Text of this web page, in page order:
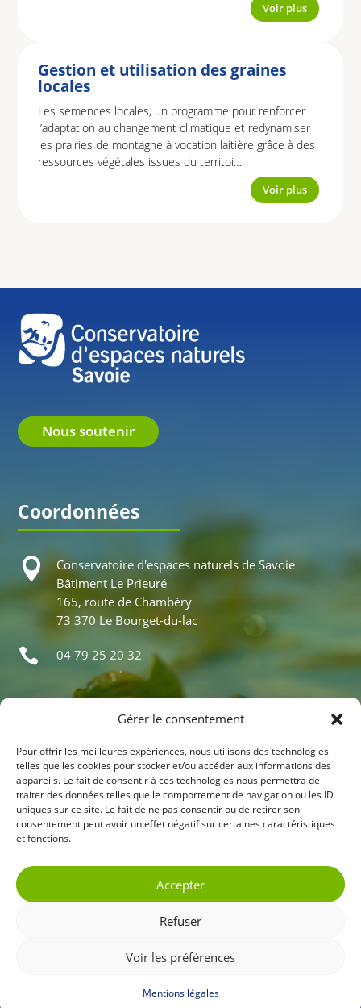
Gérer le consentement
Pour offrir les meilleures expériences, nous utilisons des technologies
telles que les cookies pour stocker et/ou accéder aux informations des
appareils. Le fait de consentir à ces technologies nous permettra de
traiter des données telles que le comportement de navigation ou les ID
uniques sur ce site. Le fait de ne pas consentir ou de retirer son
consentement peut avoir un effet négatif sur certaines caractéristiques
et fonctions.
Accepter
Refuser
Voir les préférences
Mentions légales
Voir plus
Gestion et utilisation des graines
locales
Les semences locales, un programme pour renforcer
l’adaptation au changement climatique et redynamiser
les prairies de montagne à vocation laitière grâce à des
ressources végétales issues du territoi…
Voir plus
Nous soutenir
Coordonnées

Conservatoire d'espaces naturels de Savoie
Bâtiment Le Prieuré
165, route de Chambéry
73 370 Le Bourget-du-lac
 04 79 25 20 32
Visites virtuelles
Nos chantiers
Contactez-nous
- Tous droits réservés - CEN Savoie - 2026 -